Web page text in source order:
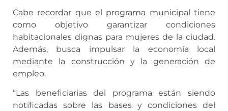
Cabe recordar que el programa municipal tiene
como objetivo garantizar condiciones
habitacionales dignas para mujeres de la ciudad.
Además, busca impulsar la economía local
mediante la construcción y la generación de
empleo.
“Las beneficiarias del programa están siendo
notificadas sobre las bases y condiciones del